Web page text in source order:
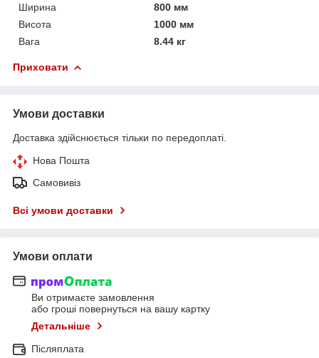
Ширина
800 мм
Висота
1000 мм
Вага
8.44 кг
Приховати
Умови доставки
Доставка здійснюється тільки по передоплаті.
Нова Пошта
Самовивіз
Всі умови доставки
Умови оплати
Ви отримаєте замовлення
або гроші повернуться на вашу картку
Детальніше
Післяплата